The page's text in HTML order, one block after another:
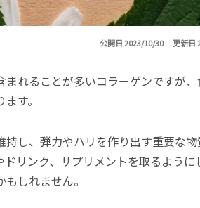
公開日 2023/10/30 更新日
れることが多いコラーゲンですが、
す。
し、弾力やハリを作り出す重要な物
リンク、サプリメントを取るように
しれません。